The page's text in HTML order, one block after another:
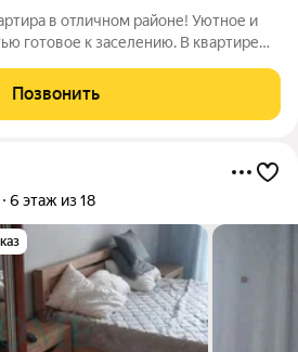
в отличном районе! Уютное и
готовое к заселению. В квартире
планировка. Приглашаем к
Позвонить
6 этаж из 18